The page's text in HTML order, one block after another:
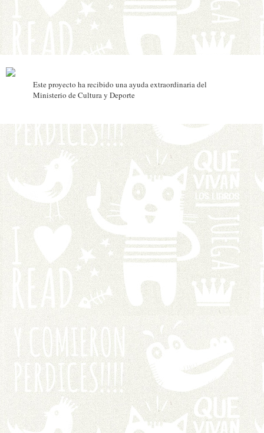
Este proyecto ha recibido una ayuda extraordinaria del
Ministerio de Cultura y Deporte